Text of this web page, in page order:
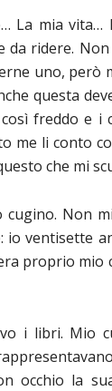
La mia
da ridere.
uno, però
questa
freddo e i
me li conto
che mi
Non
ventisette
proprio mio
i libri. Mio
occhio la